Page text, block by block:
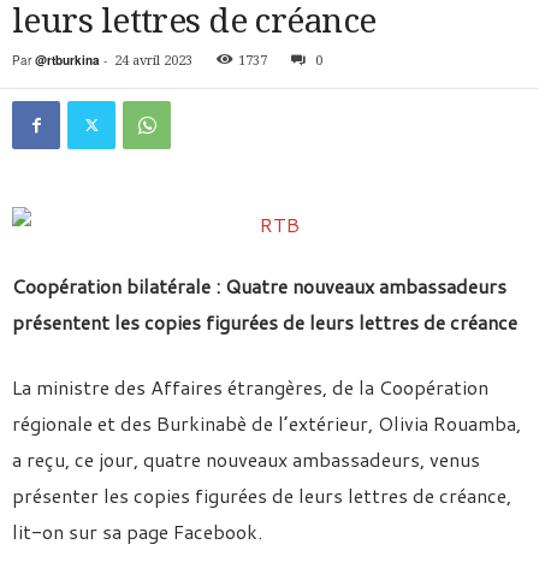
leurs lettres de créance
Par @rtburkina - 24 avril 2023 1737 0
Coopération bilatérale : Quatre nouveaux ambassadeurs
présentent les copies figurées de leurs lettres de créance
La ministre des Affaires étrangères, de la Coopération
régionale et des Burkinabè de l’extérieur, Olivia Rouamba,
a reçu, ce jour, quatre nouveaux ambassadeurs, venus
présenter les copies figurées de leurs lettres de créance,
lit-on sur sa page Facebook.